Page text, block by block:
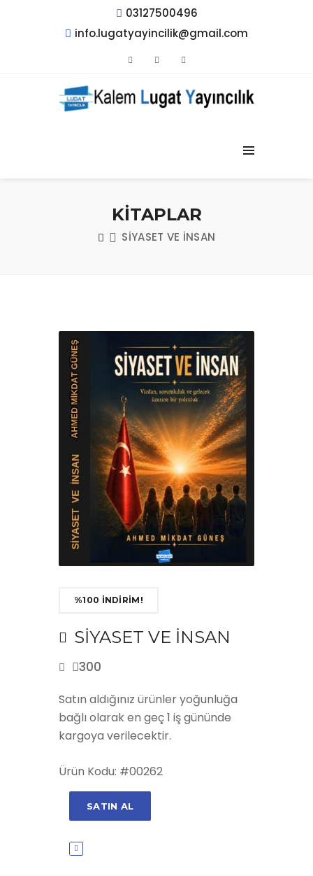
03127500496
info.lugatyayincilik@gmail.com
KİTAPLAR
SİYASET VE İNSAN
%100 İNDİRİM!
SİYASET VE İNSAN
300
Satın aldığınız ürünler yoğunluğa
bağlı olarak en geç 1 iş gününde
kargoya verilecektir.
Ürün Kodu: #00262
SATIN AL